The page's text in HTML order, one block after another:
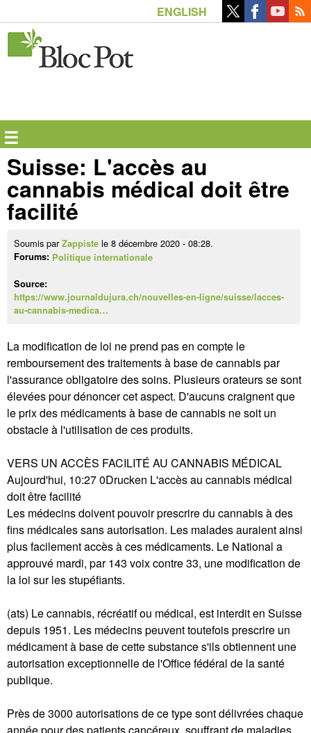
contenu
ENGLISH
☰
Suisse: L'accès au
cannabis médical doit être
facilité
Soumis parZappiste le 8 décembre 2020 - 08:28.
Forums: Politique internationale
Source:
https://www.journaldujura.ch/nouvelles-en-ligne/suisse/lacces-
au-cannabis-medica…
La modification de loi ne prend pas en compte le
remboursement des traitements à base de cannabis par
l'assurance obligatoire des soins. Plusieurs orateurs se sont
élevées pour dénoncer cet aspect. D'aucuns craignent que
le prix des médicaments à base de cannabis ne soit un
obstacle à l'utilisation de ces produits.
VERS UN ACCÈS FACILITÉ AU CANNABIS MÉDICAL
Aujourd'hui, 10:27 0Drucken L'accès au cannabis médical
doit être facilité
Les médecins doivent pouvoir prescrire du cannabis à des
fins médicales sans autorisation. Les malades auraient ainsi
plus facilement accès à ces médicaments. Le National a
approuvé mardi, par 143 voix contre 33, une modification de
la loi sur les stupéfiants.
(ats) Le cannabis, récréatif ou médical, est interdit en Suisse
depuis 1951. Les médecins peuvent toutefois prescrire un
médicament à base de cette substance s'ils obtiennent une
autorisation exceptionnelle de l'Office fédéral de la santé
publique.
Près de 3000 autorisations de ce type sont délivrées chaque
année pour des patients cancéreux, souffrant de maladies